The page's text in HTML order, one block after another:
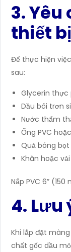
3.
thiết bị
Để thực hiện
sau:
Glycerin thực
Dầu bôi trơn
Nước thẩm
Ống PVC
Quả bóng bọt
Khăn hoặc
Nắp PVC 6”
4.
Khi lắp đặt
chất gốc dầu